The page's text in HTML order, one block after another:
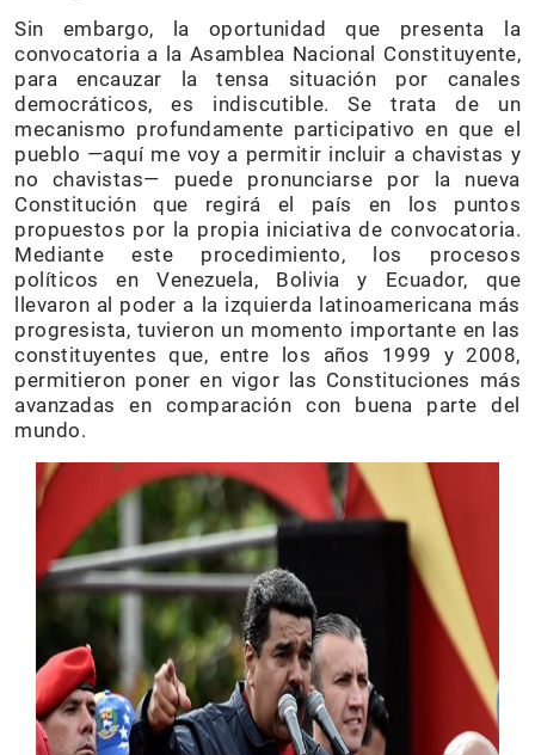
Sin embargo, la oportunidad que presenta la
convocatoria a la Asamblea Nacional Constituyente,
para encauzar la tensa situación por canales
democráticos, es indiscutible. Se trata de un
mecanismo profundamente participativo en que el
pueblo —aquí me voy a permitir incluir a chavistas y
no chavistas— puede pronunciarse por la nueva
Constitución que regirá el país en los puntos
propuestos por la propia iniciativa de convocatoria.
Mediante este procedimiento, los procesos
políticos en Venezuela, Bolivia y Ecuador, que
llevaron al poder a la izquierda latinoamericana más
progresista, tuvieron un momento importante en las
constituyentes que, entre los años 1999 y 2008,
permitieron poner en vigor las Constituciones más
avanzadas en comparación con buena parte del
mundo.